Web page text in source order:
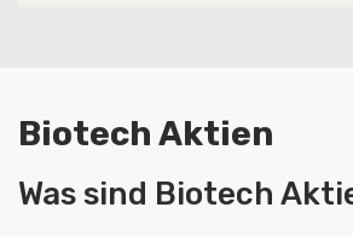
Biotech Aktien
Was sind Biotech